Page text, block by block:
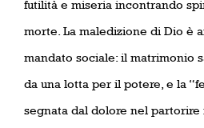
futilità e miseria incontrando
morte. La maledizione di Dio è
mandato sociale: il matrimonio
da una lotta per il potere, e la
segnata dal dolore nel partorire